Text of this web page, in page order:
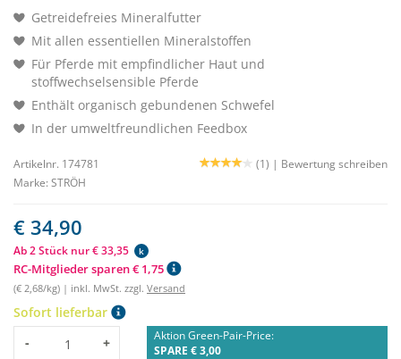
Getreidefreies Mineralfutter
Mit allen essentiellen Mineralstoffen
Für Pferde mit empfindlicher Haut und
stoffwechselsensible Pferde
Enthält organisch gebundenen Schwefel
In der umweltfreundlichen Feedbox
Artikelnr. 174781 (1) | Bewertung schreiben
Marke: STRÖH
€ 34,90
Ab 2 Stück nur € 33,35 k
RC-Mitglieder sparen € 1,75
(€ 2,68/kg) | inkl. MwSt. zzgl. Versand
Sofort lieferbar
Menge
- +
Aktion Green-Pair-Price:
SPARE € 3,00